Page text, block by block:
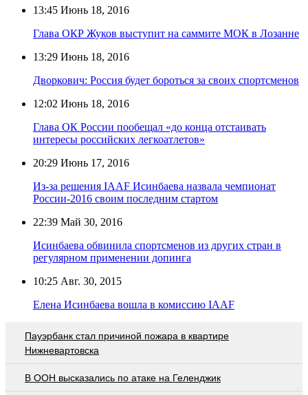
13:45 Июнь 18, 2016
Глава ОКР Жуков выступит на саммите МОК в Лозанне
13:29 Июнь 18, 2016
Дворкович: Россия будет бороться за своих спортсменов
12:02 Июнь 18, 2016
Глава ОК России пообещал «до конца отстаивать
интересы российских легкоатлетов»
20:29 Июнь 17, 2016
Из-за решения IAAF Исинбаева назвала чемпионат
России-2016 своим последним стартом
22:39 Май 30, 2016
Исинбаева обвинила спортсменов из других стран в
регулярном применении допинга
10:25 Авг. 30, 2015
Елена Исинбаева вошла в комиссию IAAF
Пауэрбанк стал причиной пожара в квартире
Нижневартовска
В ООН высказались по атаке на Геленджик